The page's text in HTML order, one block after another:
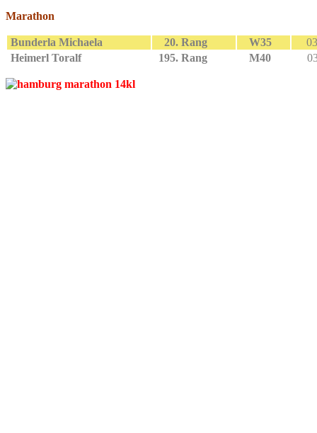
Marathon
Bunderla Michaela 20. Rang W35
Heimerl Toralf
195. Rang M40